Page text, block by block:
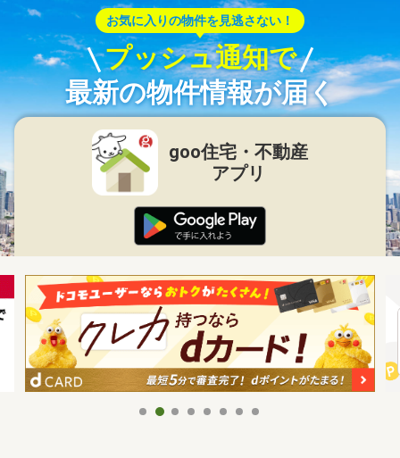
お気に入りの物件を見逃さない！
プッシュ通知で
最新の物件情報が届く
goo住宅・不動産
アプリ